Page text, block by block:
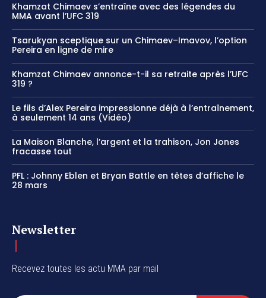
Khamzat Chimaev s’entraîne avec des légendes du
MMA avant l’UFC 319
Tsarukyan sceptique sur un Chimaev–Imavov, l’option
Pereira en ligne de mire
Khamzat Chimaev annonce-t-il sa retraite après l’UFC
319 ?
Le fils d’Alex Pereira impressionne déjà à l’entraînement,
à seulement 14 ans (Vidéo)
La Maison Blanche, l’argent et la trahison, Jon Jones
fracasse tout
PFL : Johnny Eblen et Bryan Battle en têtes d’affiche le
28 mars
Newsletter
Recevez toutes les actu MMA par mail